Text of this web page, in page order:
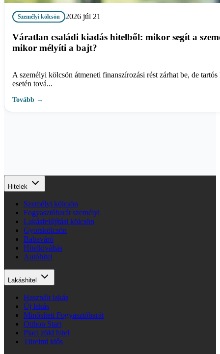
Személyi kölcsön 2026 júl 21
Váratlan családi kiadás hitelből: mikor segít a
mikor mélyíti a bajt?
A személyi kölcsön átmeneti finanszírozási rést zárhat be, de
esetén tová...
Tovább →
Hitelek
Személyi kölcsön
Fogyasztóbarát személyi
Lakásfelújítási kölcsön
Gyorskölcsön
Babaváró
Hitelkiváltás
Autóhitel
Lakáshitel
Használt lakás
Új lakás
Minősített Fogyasztóbarát
Otthon Start
Piaci zöld hitel
Türelmi idős